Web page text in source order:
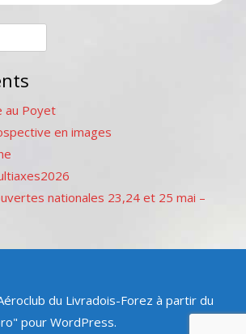
au Poyet
en images
nationales 23,24 et 25 mai –
du Livradois-Forez à partir du
pour WordPress.